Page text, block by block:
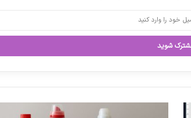
واردات دارو
پزشکی منصوب شد
دبیر سندیکای تولید کنندگان مواد دارویی